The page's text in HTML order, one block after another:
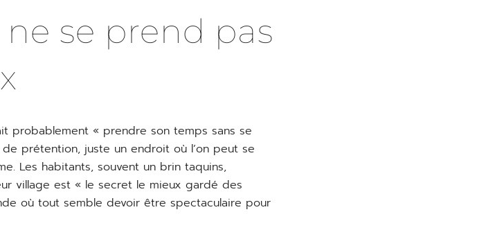
se prend pas
probablement « prendre son temps sans se
prétention, juste un endroit où l’on peut se
Les habitants, souvent un brin taquins,
village est « le secret le mieux gardé des
où tout semble devoir être spectaculaire pour